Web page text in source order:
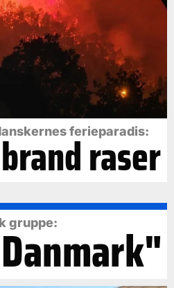
ferieparadis:
raser
gruppe: